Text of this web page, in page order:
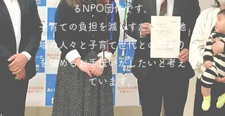
るNPO団体です。
子育ての負担を減らすために、地
域の人々と子育て世代との繋がり
を強めるお手伝いがしたいと考え
ています。